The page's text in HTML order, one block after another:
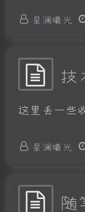
星澜曦光
技
这里丢一些
星澜曦光
随